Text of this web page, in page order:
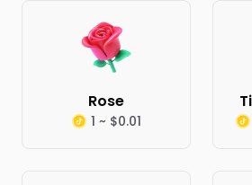
Rose
1 ~ $0.01